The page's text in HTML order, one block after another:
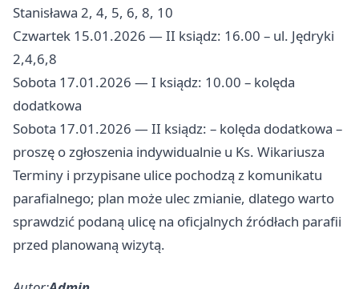
Stanisława 2, 4, 5, 6, 8, 10
Czwartek 15.01.2026 — II ksiądz: 16.00 – ul. Jędryki
2,4,6,8
Sobota 17.01.2026 — I ksiądz: 10.00 – kolęda
dodatkowa
Sobota 17.01.2026 — II ksiądz: – kolęda dodatkowa –
proszę o zgłoszenia indywidualnie u Ks. Wikariusza
Terminy i przypisane ulice pochodzą z komunikatu
parafialnego; plan może ulec zmianie, dlatego warto
sprawdzić podaną ulicę na oficjalnych źródłach parafii
przed planowaną wizytą.